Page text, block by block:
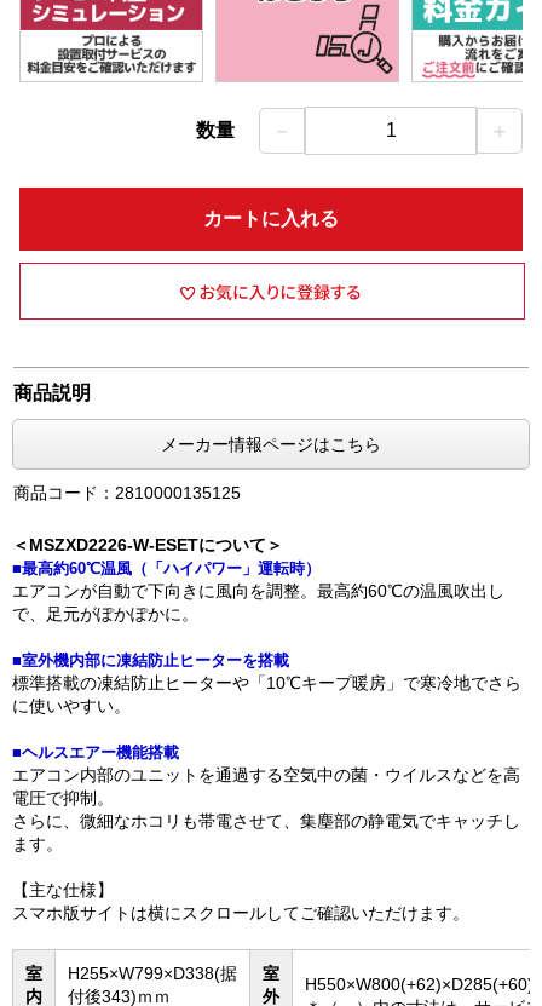
数量 － 1 ＋
カートに入れる
商品説明
メーカー情報ページはこちら
商品コード：2810000135125
＜MSZXD2226-W-ESETについて＞
■最高約60℃温風（「ハイパワー」運転時）
エアコンが自動で下向きに風向を調整。最高約60℃の温風吹出し
で、足元がぽかぽかに。
■室外機内部に凍結防止ヒーターを搭載
標準搭載の凍結防止ヒーターや「10℃キープ暖房」で寒冷地でさら
に使いやすい。
■ヘルスエアー機能搭載
エアコン内部のユニットを通過する空気中の菌・ウイルスなどを高
電圧で抑制。
さらに、微細なホコリも帯電させて、集塵部の静電気でキャッチし
ます。
【主な仕様】
スマホ版サイトは横にスクロールしてご確認いただけます。
室
内
H255×W799×D338(据
付後343)ｍｍ
室
外